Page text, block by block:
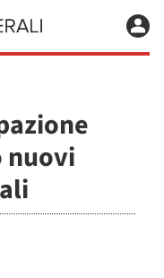
nuovi